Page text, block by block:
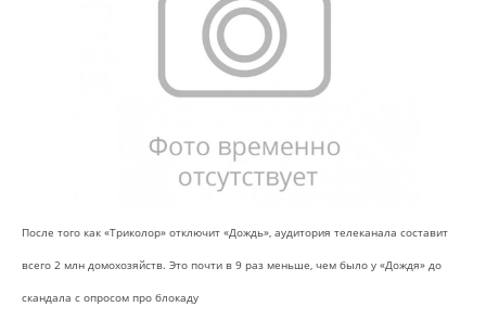
После того как «Триколор» отключит «Дождь», аудитория телеканала составит
всего 2 млн домохозяйств. Это почти в 9 раз меньше, чем было у «Дождя» до
скандала с опросом про блокаду